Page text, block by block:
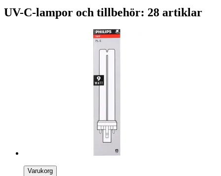
UV-C-lampor och tillbehör: 28 artiklar
Varukorg